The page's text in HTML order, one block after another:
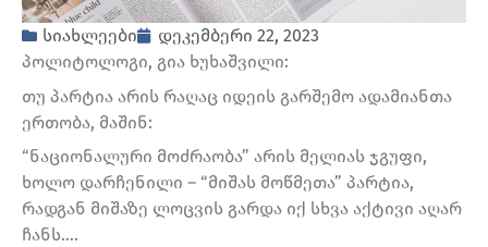
სიახლეები
დეკემბერი 22, 2023
პოლიტოლოგი, გია ხუხაშვილი:
თუ პარტია არის რაღაც იდეის გარშემო ადამიანთა
ერთობა, მაშინ:
“ნაციონალური მოძრაობა” არის მელიას ჯგუფი,
ხოლო დარჩენილი – “მიშას მოწმეთა” პარტია,
რადგან მიშაზე ლოცვის გარდა იქ სხვა აქტივი აღარ
ჩანს….